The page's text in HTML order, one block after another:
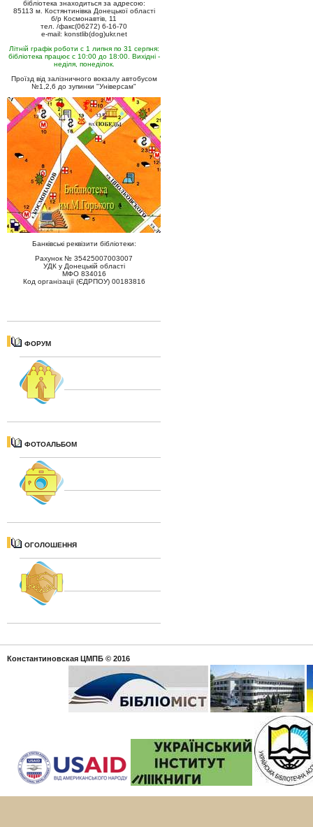
бібліотека знаходиться за адресою:
85113 м. Костянтинівка Донецької області
б/р Космонавтів, 11
тел. /факс(06272) 6-16-70
e-mail: konstlib(dog)ukr.net
Літній графік роботи с 1 липня по 31 серпня:
бібліотека працює с 10:00 до 18:00. Вихідні -
неділя, понеділок.
Проїзд від залізничного вокзалу автобусом
№1,2,6 до зупинки "Універсам"
Банківські реквізити бібліотеки:
Рахунок № 35425007003007
УДК у Донецькій області
МФО 834016
Код організації (ЄДРПОУ) 00183816
ФОРУМ
ФОТОАЛЬБОМ
ОГОЛОШЕННЯ
Константиновская ЦМПБ © 2016